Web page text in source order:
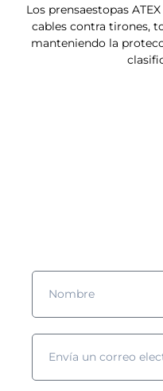
Los prensaestopas
cables contra tirones,
manteniendo la